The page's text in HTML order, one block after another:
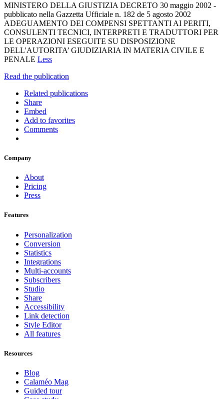
MINISTERO DELLA GIUSTIZIA DECRETO 30 maggio 2002 -
pubblicato nella Gazzetta Ufficiale n. 182 de 5 agosto 2002
ADEGUAMENTO DEI COMPENSI SPETTANTI AI PERITI,
CONSULENTI TECNICI, INTERPRETI E TRADUTTORI PER
LE OPERAZIONI ESEGUITE SU DISPOSIZIONE
DELL'AUTORITA’ GIUDIZIARIA IN MATERIA CIVILE E
PENALE Less
Read the publication
Related publications
Share
Embed
Add to favorites
Comments
Company
About
Pricing
Press
Features
Personalization
Conversion
Statistics
Integrations
Multi-accounts
Subscribers
Studio
Share
Accessibility
Link detection
Style Editor
All features
Resources
Blog
Calaméo Mag
Guided tour